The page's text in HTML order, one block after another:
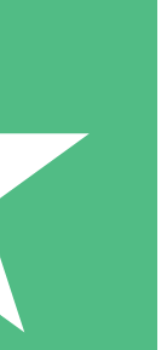
Sans